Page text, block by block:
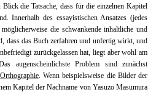
die Tatsache, dass für die einzelnen Kapitel
Innerhalb des essayistischen Ansatzes (jedes
die schwankende inhaltliche und
dass das Buch zerfahren und unfertig wirkt, und
zurückgelassen hat, liegt aber wohl am
augenscheinlichste Problem sind zunächst
. Wenn beispielsweise die Bilder der
Kapitel der Nachname von Yasuzo Masumura